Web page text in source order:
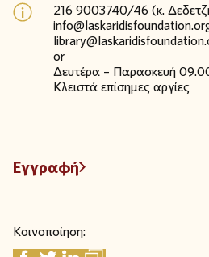
216 9003740/46 (κ.
or
Δευτέρα – Παρασκευή
Κλειστά επίσημες αργίες
Εγγραφή
Κοινοποίηση: